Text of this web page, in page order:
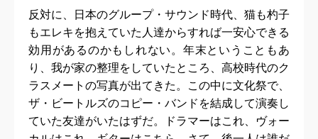
反対に、日本のグループ・サウンド時代、猫も杓子
もエレキを抱えていた人達からすれば一安心できる
効用があるのかもしれない。年末ということもあ
り、我が家の整理をしていたところ、高校時代のク
ラスメートの写真が出てきた。この中に文化祭で、
ザ・ビートルズのコピー・バンドを結成して演奏し
ていた友達がいたはずだ。ドラマーはこれ、ヴォー